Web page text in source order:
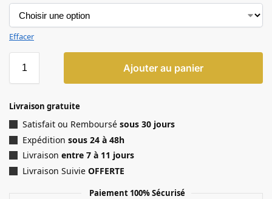
Effacer
Ajouter au panier
Livraison gratuite
Satisfait ou Remboursé sous 30 jours
Expédition sous 24 à 48h
Livraison entre 7 à 11 jours
Livraison Suivie OFFERTE
Paiement 100% Sécurisé